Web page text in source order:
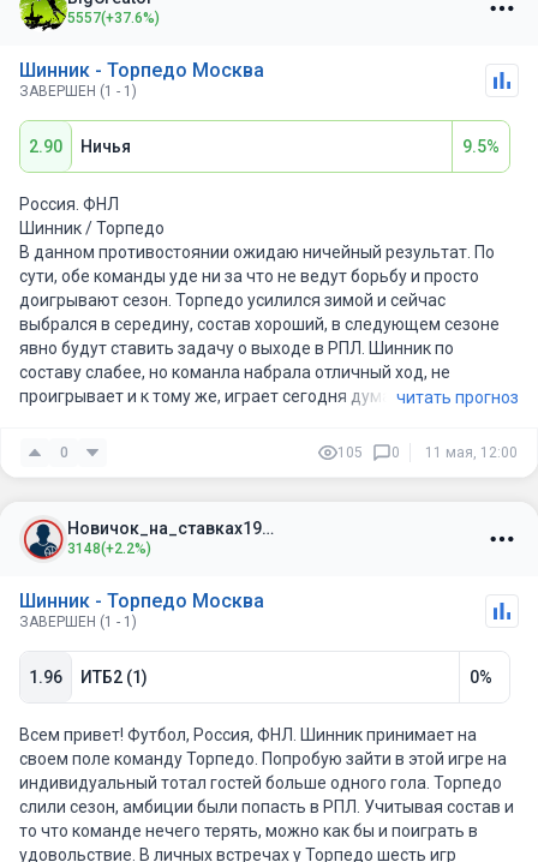
5557(+37.6%)
Шинник - Торпедо Москва
ЗАВЕРШЕН (1 - 1)
2.90 Ничья 9.5%
Россия. ФНЛ
Шинник / Торпедо
В данном противостоянии ожидаю ничейный результат. По
сути, обе команды уде ни за что не ведут борьбу и просто
доигрывают сезон. Торпедо усилился зимой и сейчас
выбрался в середину, состав хороший, в следующем сезоне
явно будут ставить задачу о выходе в РПЛ. Шинник по
составу слабее, но команла набрала отличный ход, не
проигрывает и к тому же, играет сегодня думаю. Поэтому жду
читать прогноз
0 105 0 11 мая, 12:00
Новичок_на_ставках1989
3148(+2.2%)
Шинник - Торпедо Москва
ЗАВЕРШЕН (1 - 1)
1.96 ИТБ2 (1) 0%
Всем привет! Футбол, Россия, ФНЛ. Шинник принимает на
своем поле команду Торпедо. Попробую зайти в этой игре на
индивидуальный тотал гостей больше одного гола. Торпедо
слили сезон, амбиции были попасть в РПЛ. Учитывая состав и
то что команде нечего терять, можно как бы и поиграть в
удовольствие. В личных встречах у Торпедо шесть игр